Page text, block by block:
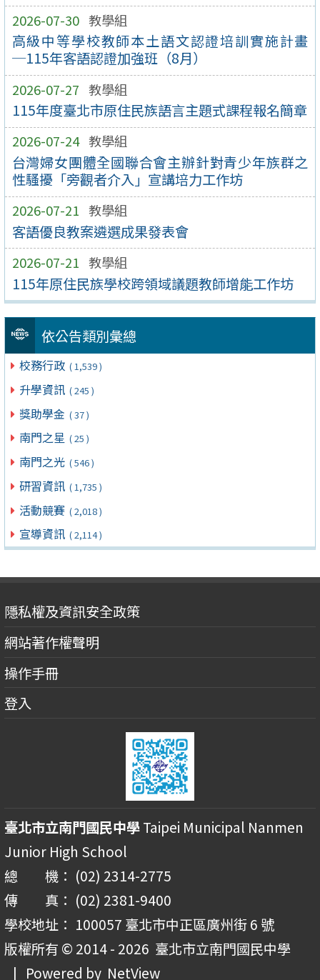
2026-07-30 教學組
高級中等學校教師本土語文認證培訓實施計畫
─115年客語認證加強班（8月）
2026-07-27 教學組
115年度臺北市原住民族語言主題式課程報名簡章
2026-07-24 教學組
台灣婦女團體全國聯合會主辦針對青少年族群之
性騷擾「旁觀者介入」宣講培力工作坊
2026-07-21 教學組
客語優良教案遴選成果發表會
2026-07-21 教學組
115年原住民族學校跨領域議題教師增能工作坊
依公告類別彙總
校務行政 ( 1,539 )
升學資訊 ( 245 )
獎助學金 ( 37 )
南門之星 ( 25 )
南門之光 ( 546 )
研習資訊 ( 1,735 )
活動競賽 ( 2,018 )
宣導資訊 ( 2,114 )
隱私權及資訊安全政策
網站著作權聲明
操作手冊
登入
臺北市立南門國民中學Taipei Municipal Nanmen
Junior High School
總 機： (02) 2314-2775
傳 真： (02) 2381-9400
學校地址： 100057 臺北市中正區廣州街 6 號
版權所有 © 2014 - 2026 臺北市立南門國民中學
| Powered by NetView